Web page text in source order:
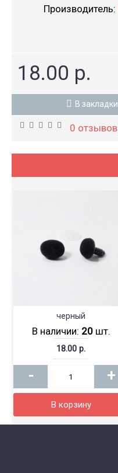
Производитель:
18.00 р.
В закладки
0 отзывов
черный
В наличии: 20шт.
18.00 р.
- +
В корзину